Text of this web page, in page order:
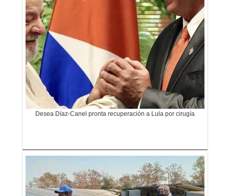
Desea Díaz-Canel pronta recuperación a Lula por cirugía